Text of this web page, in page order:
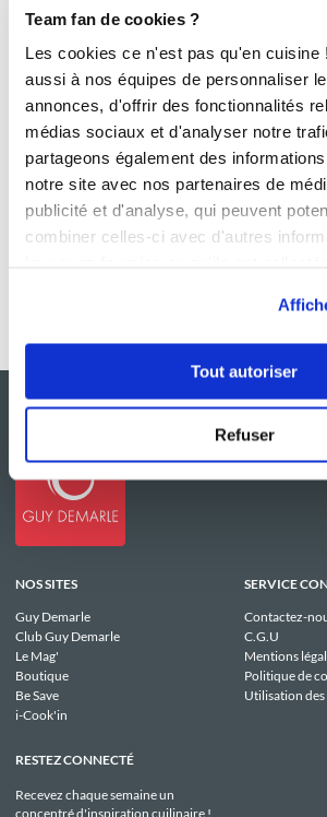
Team fan de cookies ?
Les cookies ce n'est pas qu'en
aussi à nos équipes de personnaliser
annonces, d'offrir des fonctionnalités
médias sociaux et d'analyser notre
partageons également des
notre site avec nos partenaires de
publicité et d'analyse, qui peuvent
combiner celles-ci avec d'autres
Tout autoriser
Refuser
NOS SITES
Guy Demarle
Club Guy Demarle
Le Mag'
Boutique
Be Save
i-Cook'in
SERVICE
Contactez-
C.G.U
Mentions
Politique de
Utilisation
RESTEZ CONNECTÉ
Recevez chaque semaine un
concentré d'inspiration cuilinaire !